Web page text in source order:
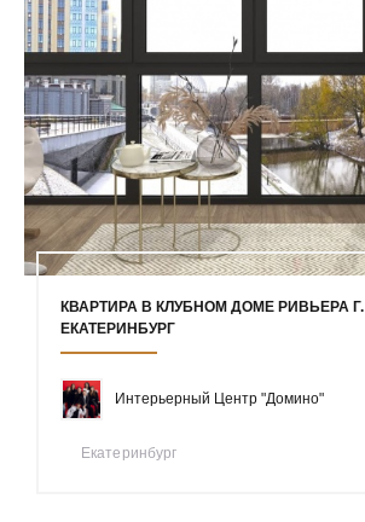
КВАРТИРА В КЛУБНОМ ДОМЕ РИВЬЕРА Г.
ЕКАТЕРИНБУРГ
Интерьерный Центр "Домино"
Екатеринбург